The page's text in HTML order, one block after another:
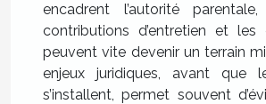
encadrent l’autorité
contributions d’entretien et
peuvent vite devenir un terrain
enjeux juridiques, avant que
s’installent, permet souvent